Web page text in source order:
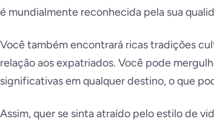
é mundialmente reconhecida pela sua
Você também encontrará ricas tradições
relação aos expatriados. Você pode
significativas em qualquer destino, o que
Assim, quer se sinta atraído pelo estilo de